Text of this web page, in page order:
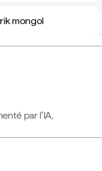
mongol
par l'IA,